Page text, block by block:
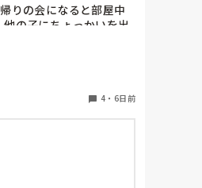
りの会になると部屋中
の子にちょっかいを出
児数名おり、そちらの
とクラス全体の流れが止
落ち着かなくなってしま
う悪循環に陥ってしま
なと悩み、ここで相談
4 ・ 6日前